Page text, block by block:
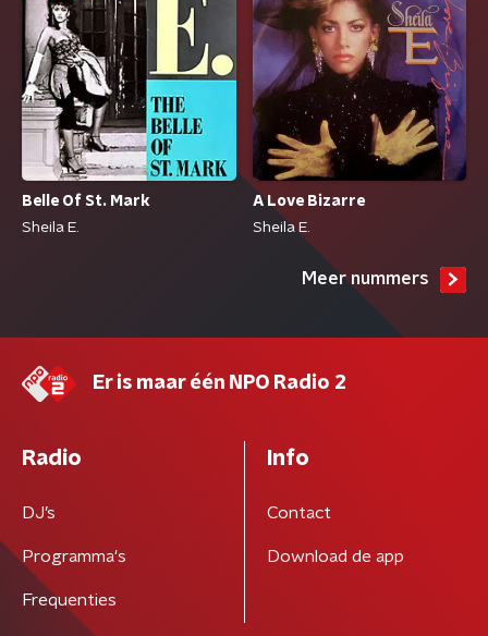
Belle Of St. Mark
Sheila E.
A Love Bizarre
Sheila E.
Meer nummers
Er is maar één NPO Radio 2
Radio
DJ’s
Programma's
Frequenties
Info
Contact
Download de app